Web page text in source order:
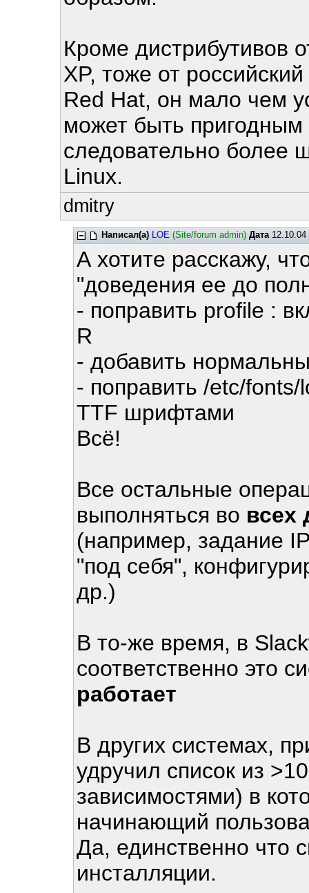
Кроме дистрибутивов
XP, тоже от
Red Hat, он мало чем
может быть
следовательно более
Linux.
dmitry
Написал(а) LOE (Site/forum admin) Дата12.10.04
А хотите расскажу,
"доведения ее до
- поправить profile :
R
- добавить
- поправить /etc/fonts/
TTF шрифтами
Всё!
Все остальные
выполняться во всех
(например, задание
"под себя",
др.)
В то-же время, в
соответственно это
работает
В других системах,
удручил список из
зависимостями) в
начинающий
Да, единственно что
инсталляции.